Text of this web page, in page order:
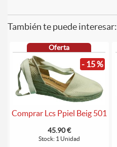
También te puede interesar:
Oferta
- 15 %
Comprar Lcs Ppiel Beig 501
45.90 €
Stock: 1 Unidad